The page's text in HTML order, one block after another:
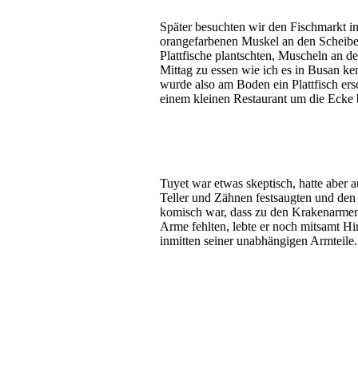
Später besuchten wir den Fischmarkt
orangefarbenen Muskel an den
Plattfische plantschten, Muscheln an
Mittag zu essen wie ich es in Busan
wurde also am Boden ein Plattfisch
einem kleinen Restaurant um die
Tuyet war etwas skeptisch, hatte aber
Teller und Zähnen festsaugten und
komisch war, dass zu den
Arme fehlten, lebte er noch mitsamt
inmitten seiner unabhängigen Armteile.